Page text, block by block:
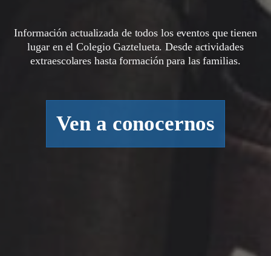
Información actualizada de todos los eventos que tienen
lugar en el Colegio Gaztelueta. Desde actividades
extraescolares hasta formación para las familias.
Ven a conocernos